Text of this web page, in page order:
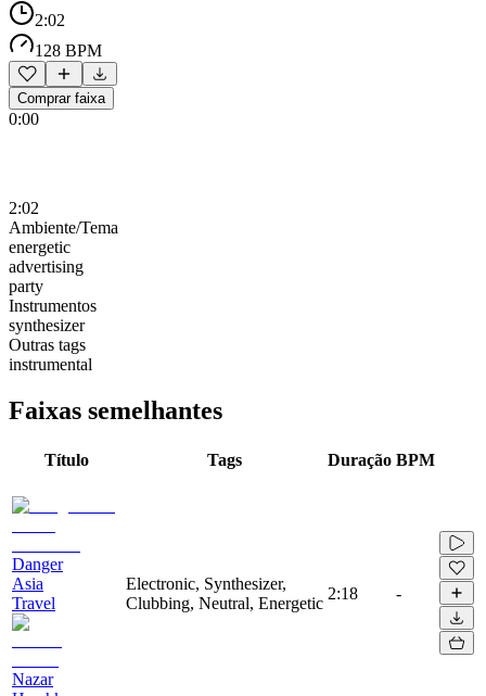
2:02
128 BPM
Comprar faixa
0:00
2:02
Ambiente/Tema
energetic
advertising
party
Instrumentos
synthesizer
Outras tags
instrumental
Faixas semelhantes
Título Tags Duração BPM
Danger
Asia
Travel
Nazar
Electronic, Synthesizer,
Clubbing, Neutral, Energetic
2:18 -